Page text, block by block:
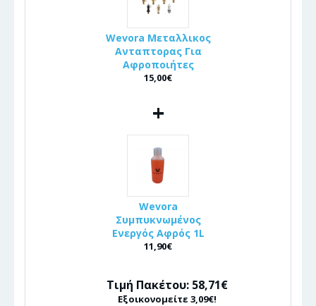
Wevora Μεταλλικος
Ανταπτορας Για
Αφροποιήτες
15,00€
+
Wevora
Συμπυκνωμένος
Ενεργός Αφρός 1L
11,90€
Τιμή Πακέτου: 58,71€
Εξοικονομείτε 3,09€!